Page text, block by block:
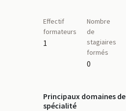
Effectif
formateurs
1
Nombre
de
stagiaires
formés
0
Principaux domaines de
spécialité